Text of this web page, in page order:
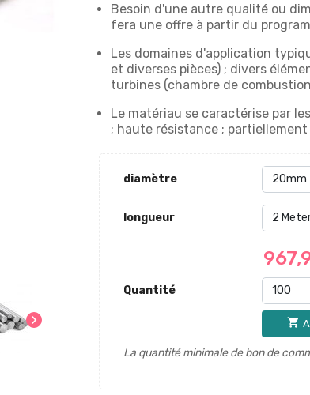
chevron_right
Besoin d'une autre qualité ou
fera une offre à partir du
Les domaines d'application
et diverses pièces) ; divers
turbines (chambre de
Le matériau se caractérise par
; haute résistance ;
diamètre
longueur
Quantité
shopping_cart
La quantité minimale de bon de